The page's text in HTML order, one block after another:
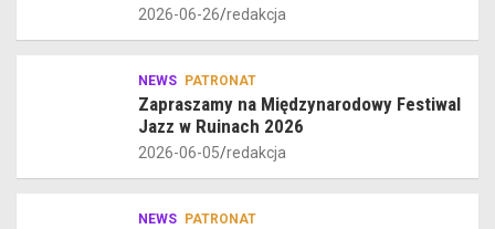
2026-06-26 redakcja
NEWS PATRONAT
Zapraszamy na Międzynarodowy Festiwal
Jazz w Ruinach 2026
2026-06-05 redakcja
NEWS PATRONAT